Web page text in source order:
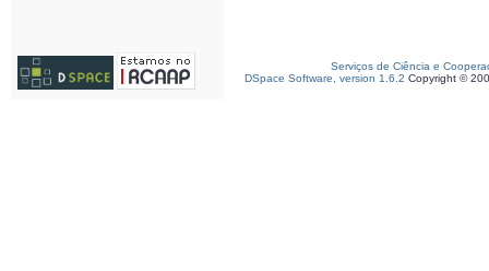
Serviços de Ciência e
DSpace Software, version 1.6.2 Copyright ©